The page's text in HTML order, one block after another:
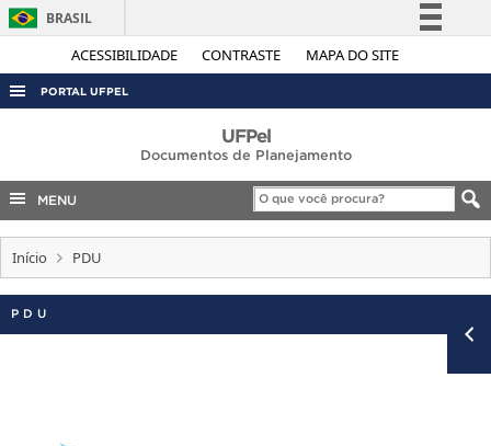
ACESSIBILIDADE CONTRASTE MAPA DO SITE
BRASIL
Simplifique!
Acesso à informação
Legislação
Canais
PORTAL UFPEL
COBALTO
CONCURSOS
EDITAIS
INTERNACIONAL
UFPel
Documentos de Planejamento
MENU
Início PDU
PDU